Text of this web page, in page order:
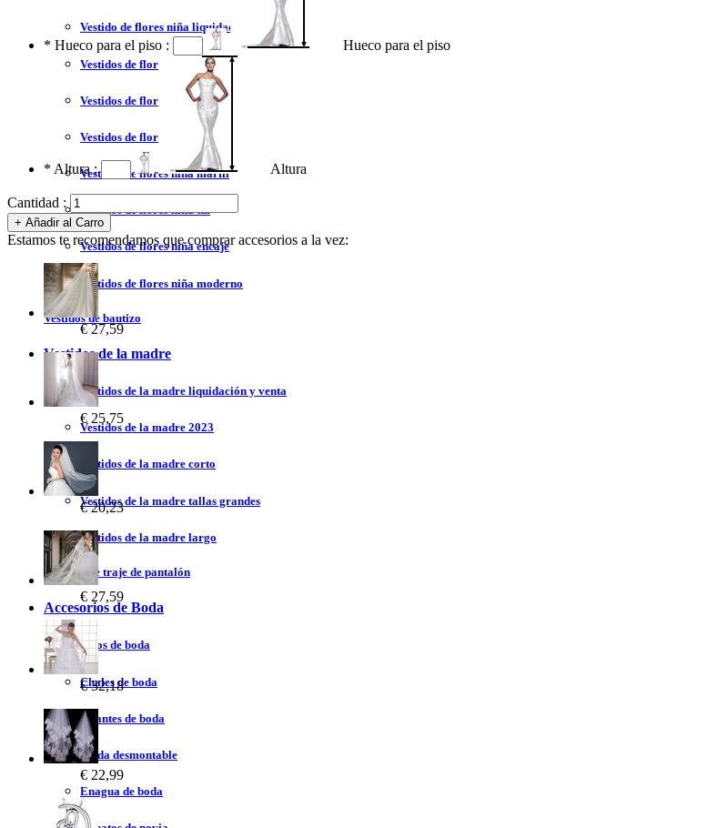
Vestido de flores niña liquidación y venta
Vestidos de flores niña 2023
Vestidos de flores niña blanco
Vestidos de flores niña azul
Vestidos de flores niña marfil
Vestidos de flores niña tul
Vestidos de flores niña encaje
Vestidos de flores niña moderno
Vestidos de bautizo
Vestidos de la madre
Vestidos de la madre liquidación y venta
Vestidos de la madre 2023
Vestidos de la madre corto
Vestidos de la madre tallas grandes
Vestidos de la madre largo
Vestidos de traje de pantalón
Accesorios de Boda
Velos de boda
Chales de boda
Guantes de boda
Falda desmontable
Enagua de boda
* Hueco para el piso : Hueco para el piso
* Altura : Altura
Cantidad :
Estamos te recomendamos que comprar accesorios a la vez:
€ 27,59
€ 25,75
€ 20,23
€ 27,59
€ 32,18
€ 22,99